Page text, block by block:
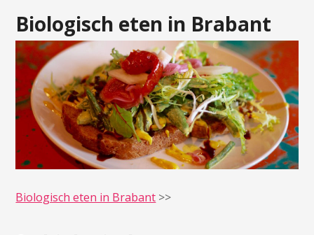
Biologisch eten in Brabant
Biologisch eten in Brabant >>